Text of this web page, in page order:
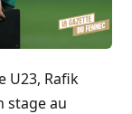
U23, Rafik
stage au